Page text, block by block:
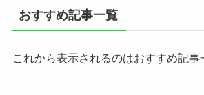
おすすめ記事一覧
これから表示されるのはおすすめ記事